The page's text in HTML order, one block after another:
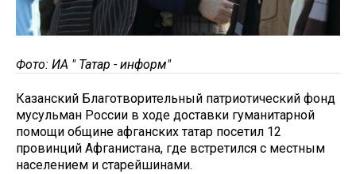
Фото: ИА " Татар - информ"
Казанский Благотворительный патриотический фонд
мусульман России в ходе доставки гуманитарной
помощи общине афганских татар посетил 12
провинций Афганистана, где встретился с местным
населением и старейшинами.